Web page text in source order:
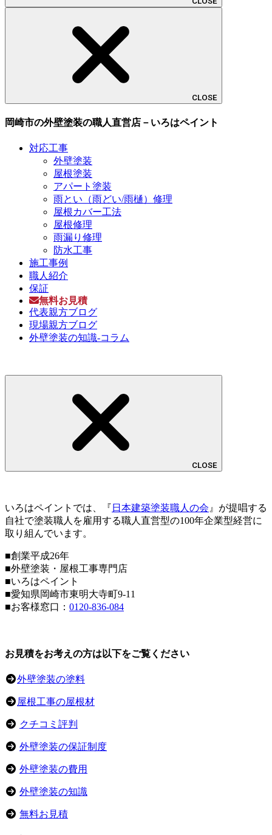
CLOSE
岡崎市の外壁塗装の職人直営店－いろはペイント
対応工事
外壁塗装
屋根塗装
アパート塗装
雨とい（雨どい/雨樋）修理
屋根カバー工法
屋根修理
雨漏り修理
防水工事
施工事例
職人紹介
保証
無料お見積
代表親方ブログ
現場親方ブログ
外壁塗装の知識-コラム
CLOSE
いろはペイントでは、『 日本建築塗装職人の会 』が提唱する
自社で塗装職人を雇用する職人直営型の100年企業型経営に
取り組んでいます。
■創業平成26年
■外壁塗装・屋根工事専門店
■いろはペイント
■愛知県岡崎市東明大寺町9-11
■お客様窓口： 0120-836-084
お見積をお考えの方は以下をご覧ください
外壁塗装の塗料
屋根工事の屋根材
クチコミ評判
外壁塗装の保証制度
外壁塗装の費用
外壁塗装の知識
無料お見積